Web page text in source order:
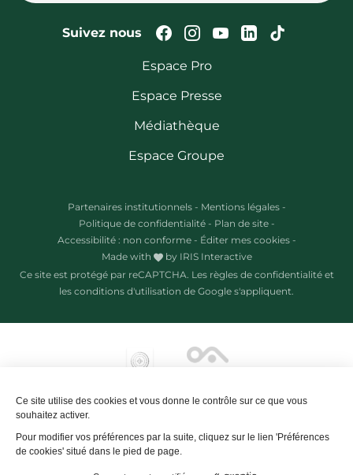
Suivez nous Suivez-nous sur
Suivez-nous sur
Suivez-nous
Suivez-Suivez-
Espace Pro
Espace Presse
Médiathèque
Espace Groupe
Partenaires institutionnels - Mentions légales -
Politique de confidentialité - Plan de site -
Accessibilité : non conforme - Éditer mes cookies -
Made with
by IRIS Interactive
Ce site est protégé par reCAPTCHA. Les règles de confidentialitéet
les conditions d'utilisation de Google s'appliquent.
Ce site utilise des cookies et vous donne le contrôle sur ce que vous
souhaitez activer.
Pour modifier vos préférences par la suite, cliquez sur le lien 'Préférences
de cookies' situé dans le pied de page.